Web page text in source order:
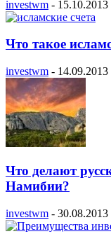
investwm - 15.10.2013
Что такое
investwm - 14.09.2013
Что делают
Намибии?
investwm - 30.08.2013